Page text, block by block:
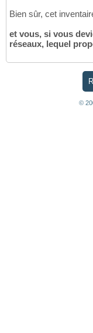
Bien sûr, cet
et vous, si vous
réseaux, lequel
©